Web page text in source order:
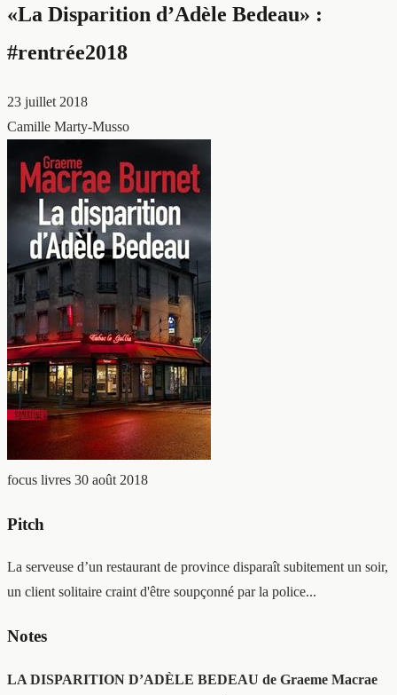
«La Disparition d’Adèle Bedeau» :
#rentrée2018
23 juillet 2018
Camille Marty-Musso
focus livres 30 août 2018
Pitch
La serveuse d’un restaurant de province disparaît subitement un soir,
un client solitaire craint d'être soupçonné par la police...
Notes
LA DISPARITION D’ADÈLE BEDEAU de Graeme Macrae